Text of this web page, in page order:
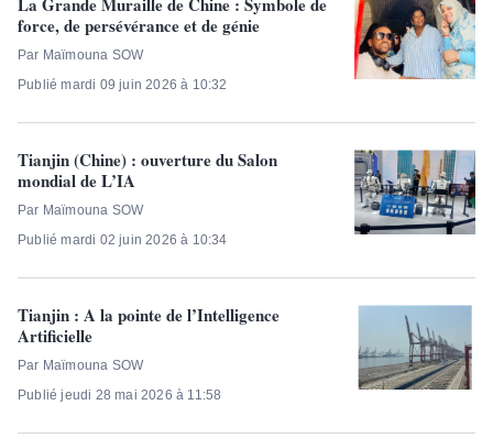
force, de persévérance et de génie
Par Maïmouna SOW
Publié mardi 09 juin 2026 à 10:32
Tianjin (Chine) : ouverture du Salon
mondial de L’IA
Par Maïmouna SOW
Publié mardi 02 juin 2026 à 10:34
Tianjin : A la pointe de l’Intelligence
Artificielle
Par Maïmouna SOW
Publié jeudi 28 mai 2026 à 11:58